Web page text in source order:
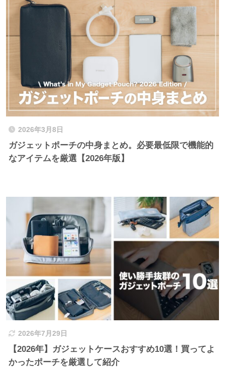
2026年3月8日
ガジェットポーチの中身まとめ。必要最低限で機能的
なアイテムを厳選【2026年版】
2026年7月29日
【2026年】ガジェットケースおすすめ10選！買ってよ
かったポーチを厳選して紹介